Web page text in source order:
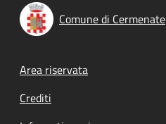
Comune di Cermenate
Footer menu
Area riservata
Crediti